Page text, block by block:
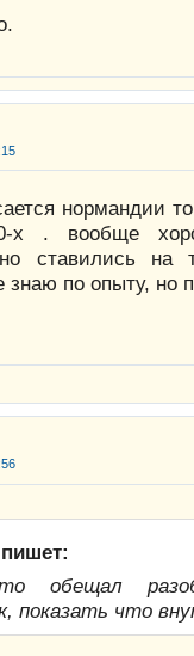
нормандии
х . вообще
ставились на
знаю по опыту, но
то обещал
показать что